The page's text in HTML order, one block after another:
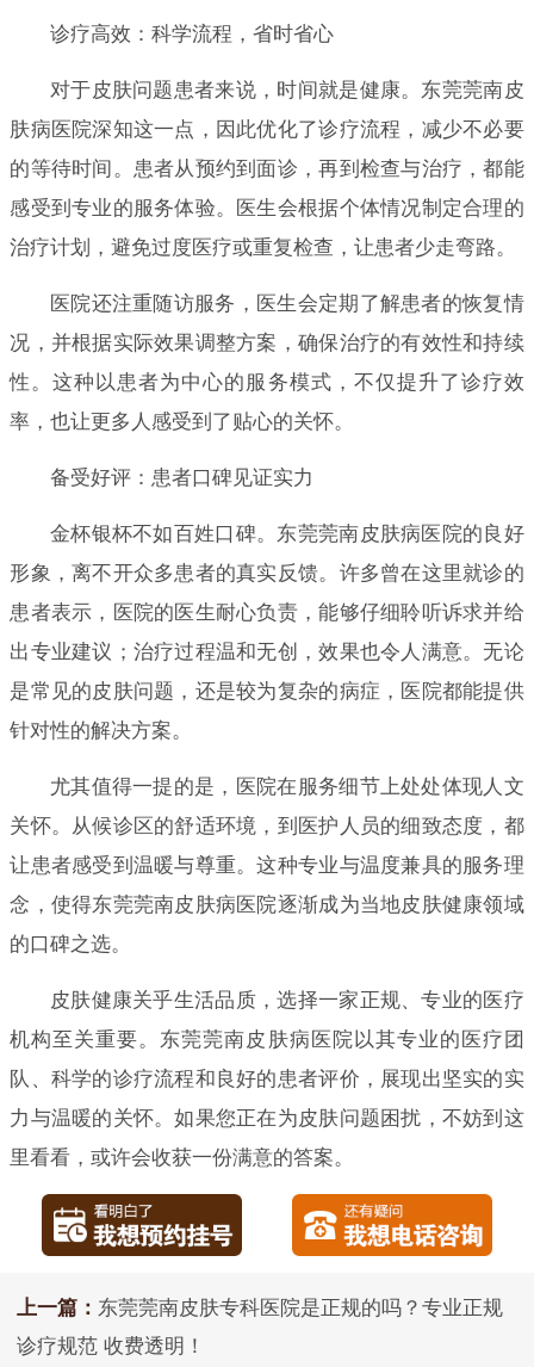
诊疗高效：科学流程，省时省心
对于皮肤问题患者来说，时间就是健康。东莞莞南皮
肤病医院深知这一点，因此优化了诊疗流程，减少不必要
的等待时间。患者从预约到面诊，再到检查与治疗，都能
感受到专业的服务体验。医生会根据个体情况制定合理的
治疗计划，避免过度医疗或重复检查，让患者少走弯路。
医院还注重随访服务，医生会定期了解患者的恢复情
况，并根据实际效果调整方案，确保治疗的有效性和持续
性。这种以患者为中心的服务模式，不仅提升了诊疗效
率，也让更多人感受到了贴心的关怀。
备受好评：患者口碑见证实力
金杯银杯不如百姓口碑。东莞莞南皮肤病医院的良好
形象，离不开众多患者的真实反馈。许多曾在这里就诊的
患者表示，医院的医生耐心负责，能够仔细聆听诉求并给
出专业建议；治疗过程温和无创，效果也令人满意。无论
是常见的皮肤问题，还是较为复杂的病症，医院都能提供
针对性的解决方案。
尤其值得一提的是，医院在服务细节上处处体现人文
关怀。从候诊区的舒适环境，到医护人员的细致态度，都
让患者感受到温暖与尊重。这种专业与温度兼具的服务理
念，使得东莞莞南皮肤病医院逐渐成为当地皮肤健康领域
的口碑之选。
皮肤健康关乎生活品质，选择一家正规、专业的医疗
机构至关重要。东莞莞南皮肤病医院以其专业的医疗团
队、科学的诊疗流程和良好的患者评价，展现出坚实的实
力与温暖的关怀。如果您正在为皮肤问题困扰，不妨到这
里看看，或许会收获一份满意的答案。
上一篇： 东莞莞南皮肤专科医院是正规的吗？专业正规
诊疗规范 收费透明！